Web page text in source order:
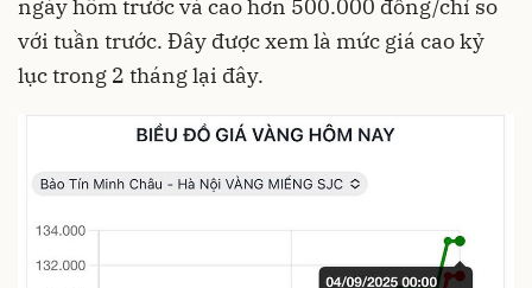
ngày hôm trước và cao hơn 500.000 đồng/chỉ so
với tuần trước. Đây được xem là mức giá cao kỷ
lục trong 2 tháng lại đây.